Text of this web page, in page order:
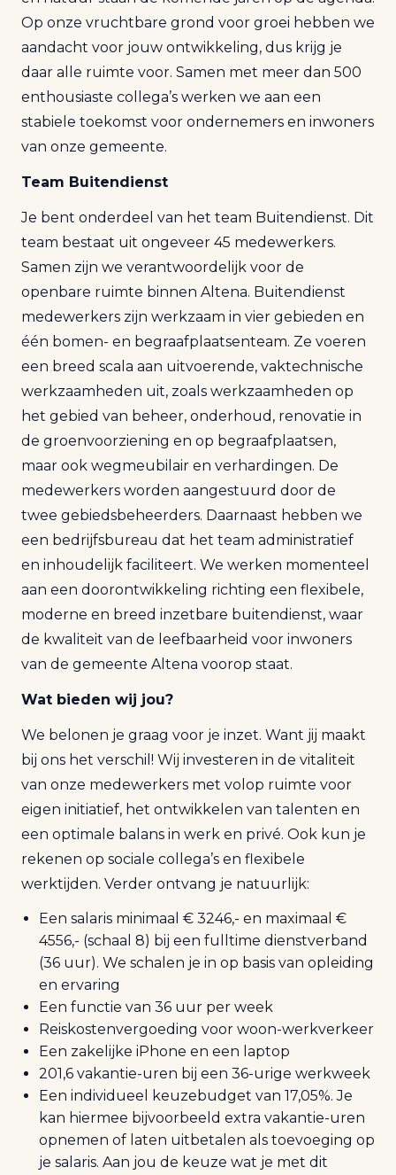
Op onze vruchtbare grond voor groei hebben we
aandacht voor jouw ontwikkeling, dus krijg je
daar alle ruimte voor. Samen met meer dan 500
enthousiaste collega’s werken we aan een
stabiele toekomst voor ondernemers en inwoners
van onze gemeente.
Team Buitendienst
Je bent onderdeel van het team Buitendienst. Dit
team bestaat uit ongeveer 45 medewerkers.
Samen zijn we verantwoordelijk voor de
openbare ruimte binnen Altena. Buitendienst
medewerkers zijn werkzaam in vier gebieden en
één bomen- en begraafplaatsenteam. Ze voeren
een breed scala aan uitvoerende, vaktechnische
werkzaamheden uit, zoals werkzaamheden op
het gebied van beheer, onderhoud, renovatie in
de groenvoorziening en op begraafplaatsen,
maar ook wegmeubilair en verhardingen. De
medewerkers worden aangestuurd door de
twee gebiedsbeheerders. Daarnaast hebben we
een bedrijfsbureau dat het team administratief
en inhoudelijk faciliteert. We werken momenteel
aan een doorontwikkeling richting een flexibele,
moderne en breed inzetbare buitendienst, waar
de kwaliteit van de leefbaarheid voor inwoners
van de gemeente Altena voorop staat.
Wat bieden wij jou?
We belonen je graag voor je inzet. Want jij maakt
bij ons het verschil! Wij investeren in de vitaliteit
van onze medewerkers met volop ruimte voor
eigen initiatief, het ontwikkelen van talenten en
een optimale balans in werk en privé. Ook kun je
rekenen op sociale collega’s en flexibele
werktijden. Verder ontvang je natuurlijk:
Een salaris minimaal € 3246,- en maximaal €
4556,- (schaal 8) bij een fulltime dienstverband
(36 uur). We schalen je in op basis van opleiding
en ervaring
Een functie van 36 uur per week
Reiskostenvergoeding voor woon-werkverkeer
Een zakelijke iPhone en een laptop
201,6 vakantie-uren bij een 36-urige werkweek
Een individueel keuzebudget van 17,05%. Je
kan hiermee bijvoorbeeld extra vakantie-uren
opnemen of laten uitbetalen als toevoeging op
je salaris. Aan jou de keuze wat je met dit